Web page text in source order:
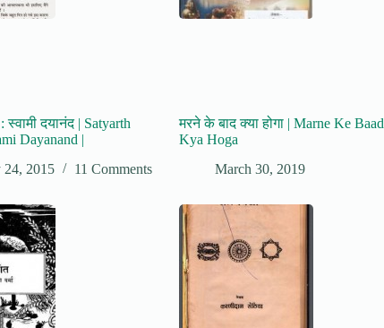
स्वामी दयानंद | Satyarth
Dayanand |
24, 2015
11 Comments
मरने के बाद क्या होगा | Marne Ke Baad
Kya Hoga
March 30, 2019